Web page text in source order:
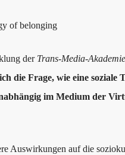
of belonging
der Trans-Media-
die Frage, wie eine soziale
im Medium der
Auswirkungen auf die